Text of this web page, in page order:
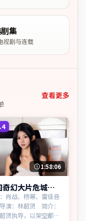
集
视剧与连载
查看更多
1:58:06
奇幻大片危城边
光资源看
肖战、杨幂、雷佳音
演：林超贤 简介：
贤执导，以架空都市